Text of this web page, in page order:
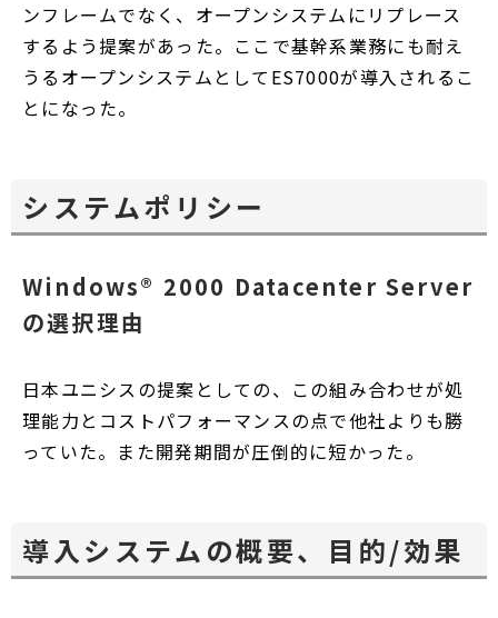
ンフレームでなく、オープンシステムにリプレース
するよう提案があった。ここで基幹系業務にも耐え
うるオープンシステムとしてES7000が導入されるこ
とになった。
システムポリシー
Windows® 2000 Datacenter Server
の選択理由
日本ユニシスの提案としての、この組み合わせが処
理能力とコストパフォーマンスの点で他社よりも勝
っていた。また開発期間が圧倒的に短かった。
導入システムの概要、目的/効果